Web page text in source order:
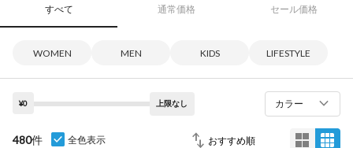
すべて 通常価格 セール価格
WOMEN MEN KIDS LIFESTYLE
¥0 上限なし カラー
480件 全色表示